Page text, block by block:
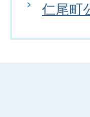
仁尾町